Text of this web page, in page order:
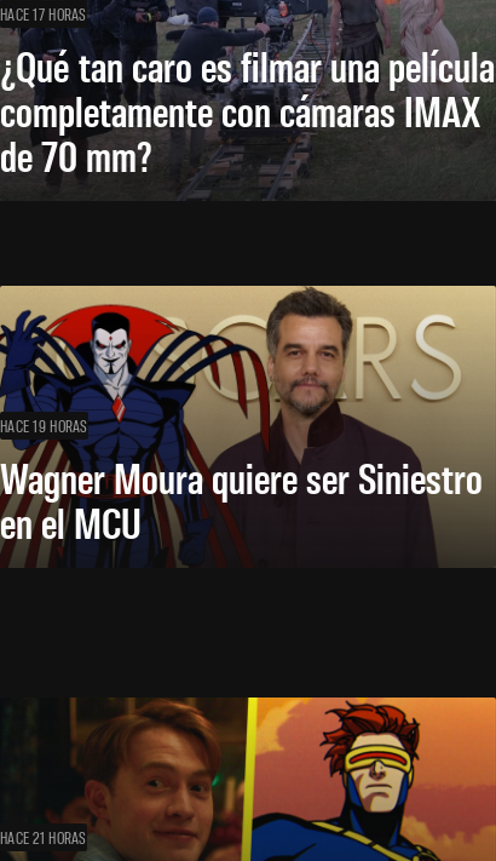
HACE 17 HORAS
¿Qué tan caro es filmar una película
completamente con cámaras IMAX
de 70 mm?
HACE 19 HORAS
Wagner Moura quiere ser Siniestro
en el MCU
HACE 21 HORAS